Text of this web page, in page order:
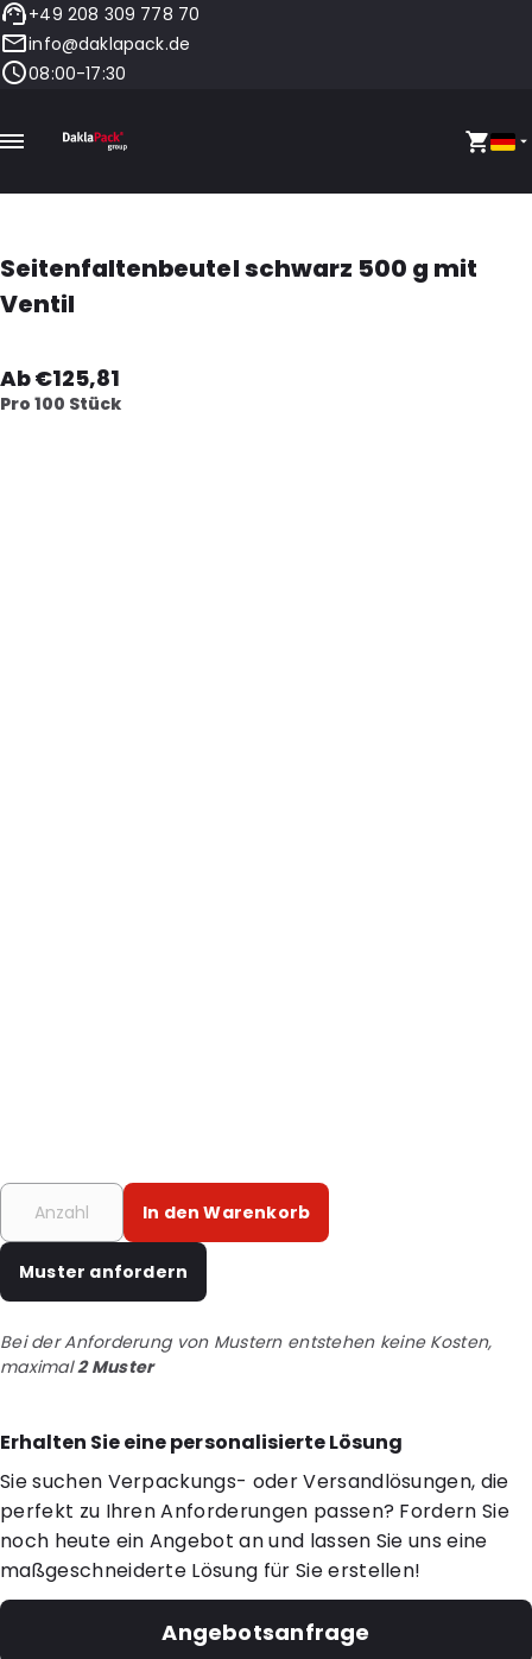
+49 208 309 778 70
info@daklapack.de
08:00-17:30
Seitenfaltenbeutel schwarz 500 g mit
Ventil
Ab €125,81
Pro 100 Stück
In den Warenkorb
Muster anfordern
Bei der Anforderung von Mustern entstehen keine Kosten,
maximal2 Muster
Erhalten Sie eine personalisierte Lösung
Sie suchen Verpackungs- oder Versandlösungen, die
perfekt zu Ihren Anforderungen passen? Fordern Sie
noch heute ein Angebot an und lassen Sie uns eine
maßgeschneiderte Lösung für Sie erstellen!
Angebotsanfrage